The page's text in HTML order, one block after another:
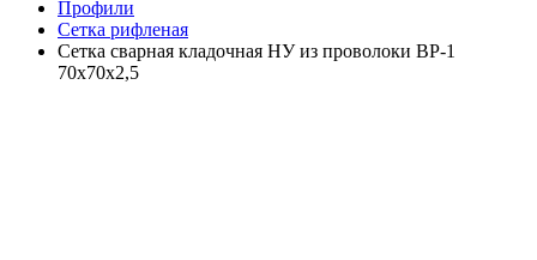
Профили
Сетка рифленая
Cетка сварная кладочная НУ из проволоки ВР-1
70х70х2,5